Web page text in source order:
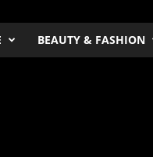
BEAUTY & FASHION